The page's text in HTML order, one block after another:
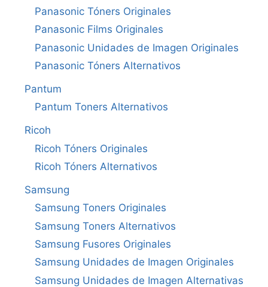
Panasonic Tóners Originales
Panasonic Films Originales
Panasonic Unidades de Imagen Originales
Panasonic Tóners Alternativos
Pantum
Pantum Toners Alternativos
Ricoh
Ricoh Tóners Originales
Ricoh Tóners Alternativos
Samsung
Samsung Toners Originales
Samsung Toners Alternativos
Samsung Fusores Originales
Samsung Unidades de Imagen Originales
Samsung Unidades de Imagen Alternativas